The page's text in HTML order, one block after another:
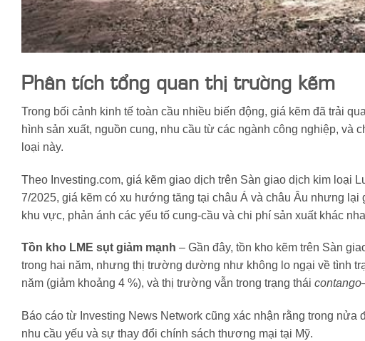
Phân tích tổng quan thị trường kẽm
Trong bối cảnh kinh tế toàn cầu nhiều biến động, giá kẽm đã trải
hình sản xuất, nguồn cung, nhu cầu từ các ngành công nghiệp, và
loại này.
Theo Investing.com, giá kẽm giao dịch trên Sàn giao dịch kim loại
7/2025, giá kẽm có xu hướng tăng tại châu Á và châu Âu nhưng
khu vực, phản ánh các yếu tố cung-cầu và chi phí sản xuất khác
Tồn kho LME sụt giảm mạnh – Gần đây, tồn kho kẽm trên Sàn
trong hai năm, nhưng thị trường dường như không lo ngại về tình
năm (giảm khoảng 4 %), và thị trường vẫn trong trạng thái contango
Báo cáo từ Investing News Network cũng xác nhận rằng trong
nhu cầu yếu và sự thay đổi chính sách thương mại tại Mỹ.